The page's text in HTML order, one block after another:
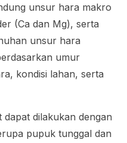
unsur hara makro
(Ca dan Mg), serta
unsur hara
umur
kondisi lahan, serta
dilakukan dengan
pupuk tunggal dan